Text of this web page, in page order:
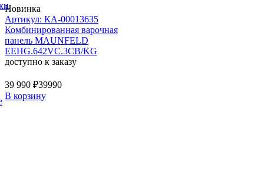
Новинка
Артикул: КА-00013635
Комбинированная варочная
панель MAUNFELD
EEHG.642VC.3CB/KG
доступно к заказу
39 990 ₽39990
В корзину